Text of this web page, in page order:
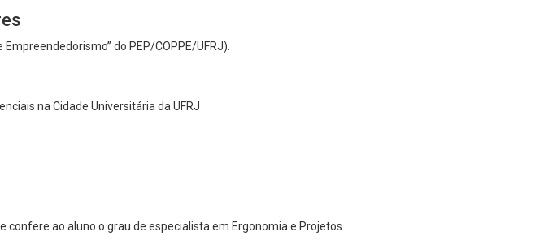
do PEP/COPPE/UFRJ).
na Cidade Universitária da UFRJ
ao aluno o grau de especialista em Ergonomia e Projetos.